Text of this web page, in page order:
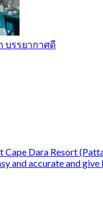
บรรยากาศดี
Cape Dara Resort
and accurate and